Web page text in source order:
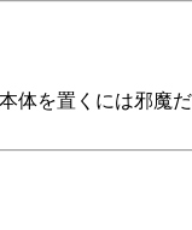
を置くには邪